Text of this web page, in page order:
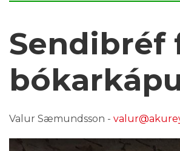
Sendibréf
Valur Sæmundsson -